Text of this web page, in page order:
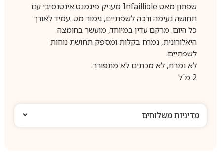
שפתון מאט Infaillible מעניק פיגמנט אינטנסיבי עם
תחושה נעימה ורכה לשפתיים, גימור מט. עמיד לאורך
כל היום. מרקם עדין במיוחד, מועשר בחומצה
היאלורונית, נמרח בקלות ומספק תחושת נוחות
לשפתיים.
לא נמרח, לא מכתים לא מתפורר.
2 מ”ל
מדיניות משלוחים